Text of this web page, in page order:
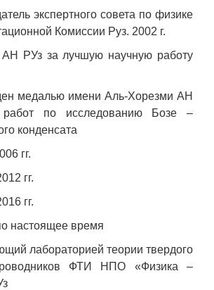
экспертного совета по физике
Комиссии Руз. 2002 г.
РУз за лучшую научную работу
медалью имени Аль-Хорезми АН
по исследованию Бозе –
конденсата
гг.
гг.
гг.
настоящее время
лабораторией теории твердого
ФТИ НПО «Физика –